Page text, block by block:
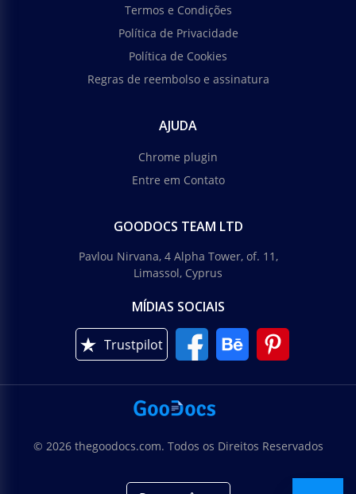
Termos e Condições
Política de Privacidade
Política de Cookies
Regras de reembolso e assinatura
AJUDA
Chrome plugin
Entre em Contato
GOODOCS TEAM LTD
Pavlou Nirvana, 4 Alpha Tower, of. 11,
Limassol, Cyprus
MÍDIAS SOCIAIS
Trustpilot
© 2026 thegoodocs.com. Todos os Direitos Reservados